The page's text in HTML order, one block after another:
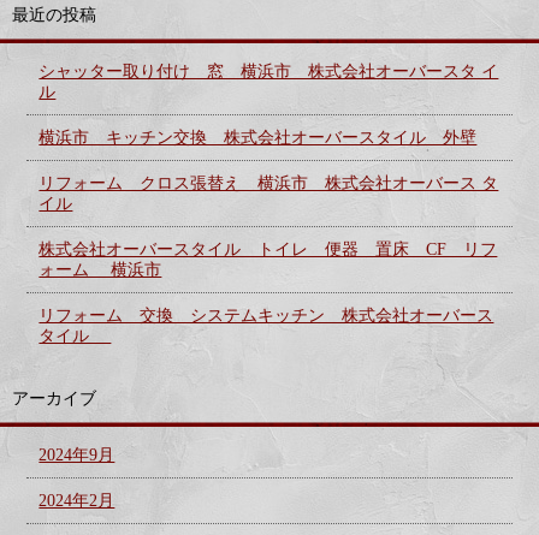
最近の投稿
シャッター取り付け 窓 横浜市 株式会社オーバースタ イ
ル
横浜市 キッチン交換 株式会社オーバースタイル 外壁
リフォーム クロス張替え 横浜市 株式会社オーバース タ
イル
株式会社オーバースタイル トイレ 便器 置床 CF リフ
ォーム 横浜市
リフォーム 交換 システムキッチン 株式会社オーバース
タイル
アーカイブ
2024年9月
2024年2月